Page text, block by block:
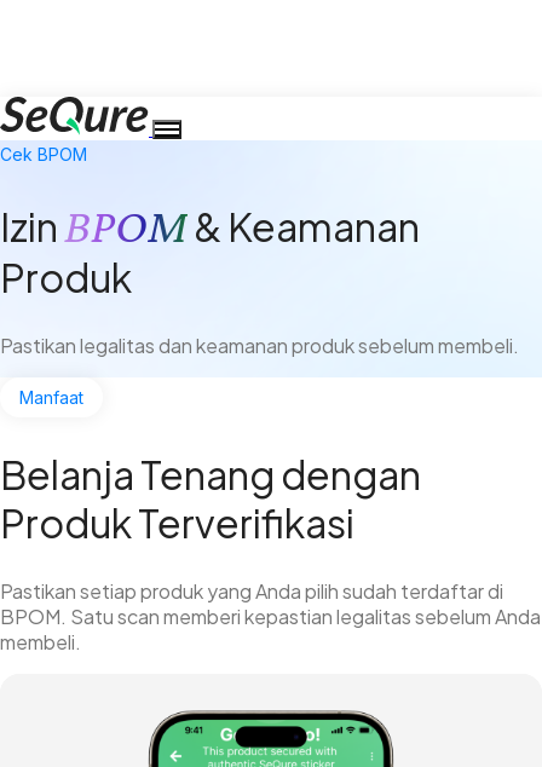
Cek BPOM
IzinBPOM& Keamanan
Produk
Pastikan legalitas dan keamanan produk sebelum membeli.
Manfaat
Belanja Tenang dengan
Produk Terverifikasi
Pastikan setiap produk yang Anda pilih sudah terdaftar di
BPOM. Satu scan memberi kepastian legalitas sebelum Anda
membeli.